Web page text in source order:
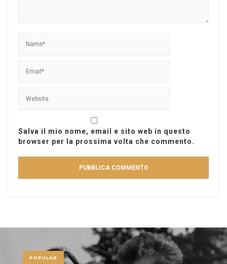
Salva il mio nome, email e sito web in questo
browser per la prossima volta che commento.
POPULAR